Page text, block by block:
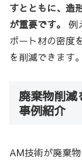
すとともに、造
が重要です。
例
ポート材の密度
を削減できます。
廃棄物削減
事例紹介
AM技術が廃棄